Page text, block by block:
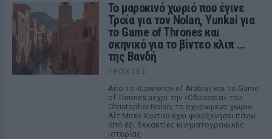
Το μαροκινό χωριό που έγινε
Τροία για τον Nolan, Yunkai για
το Game of Thrones και
σκηνικό για το βίντεο κλιπ ...
της Βανδή
ΠΡΟΧΤΈΣ
Από το «Lawrence of Arabia» και το Game
of Thrones μέχρι την «Οδύσσεια» του
Christopher Nolan, το οχυρωμένο χωριό
Αΐτ Μπεν Χαντού έχει φιλοξενήσει πάνω
από έξι δεκαετίες κινηματογραφικής
ιστορίας